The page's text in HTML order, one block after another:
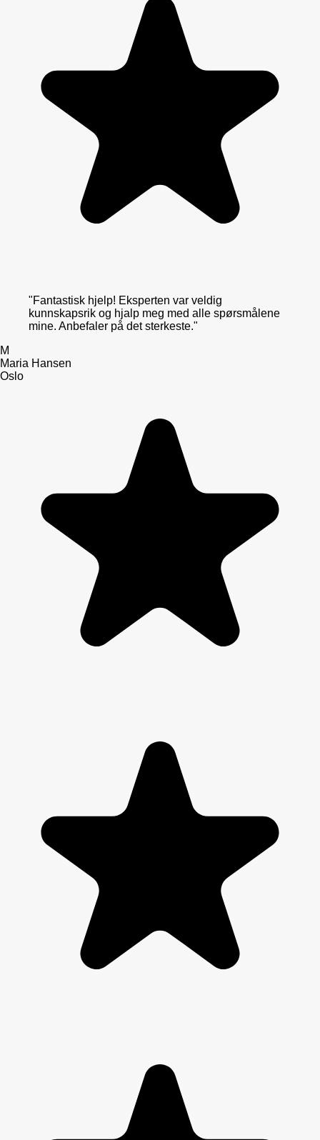
"Fantastisk hjelp! Eksperten var veldig
kunnskapsrik og hjalp meg med alle spørsmålene
mine. Anbefaler på det sterkeste."
M
Maria Hansen
Oslo